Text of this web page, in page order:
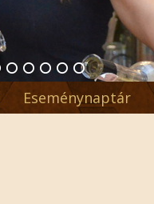
Eseménynaptár